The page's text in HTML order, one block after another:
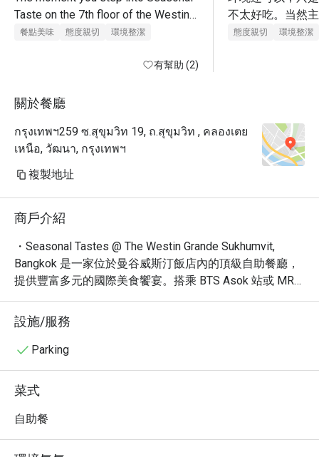
Taste on the 7th floor of the Westin
Grande Sukhumvit, the first thing that
the space. The soaring ceiling —
an airy, almost cathedral-like
this restaurant apart from your
typical hotel buffet. The elegantly
curved buffet countertops add a
complements the room beautifully.
But what truly made this experience
architecture — it was the staff. The
level of attention and care here is
something I genuinely haven't
encountered at other buffets in
Bangkok. Team members regularly
refill or a different drink, checked in
on how I was enjoying the food, and
even took a moment to thank me for
scripted — a small detail that made a
significant difference.
餐點美味 態度親切 環境整潔
有幫助 (2)
不太好吃。当然
价格便宜吧。
態度親切 環境整潔
關於餐廳
กรุงเทพฯ259 ซ.สุขุมวิท 19, ถ.สุขุมวิท , คลองเตย
เหนือ, วัฒนา, กรุงเทพฯ
複製地址
商戶介紹
・Seasonal Tastes @ The Westin Grande Sukhumvit,
Bangkok 是一家位於曼谷威斯汀飯店內的頂級自助餐廳，
提供豐富多元的國際美食饗宴。搭乘 BTS Asok 站或 MRT
Sukhumvit 站即可輕鬆抵達。餐廳以其舒適潮流的氛圍、
精緻的餐點和熱情的服務而聞名，在眾多網友票選中，被
評為曼谷最受歡迎的自助餐廳之一。
・Seasonal Tastes 的自助餐提供多樣化的選擇，從新鮮
有。必嚐的包括新鮮的生蠔、烤羊排和精緻的甜點。這裡
也提供豐富的飲品選擇，包括咖啡、葡萄酒和雞尾酒，滿
足不同口味的需求。
Grande Sukhumvit, Bangkok，即可享受最高 5 折的超值優
設施/服務
Parking
菜式
自助餐